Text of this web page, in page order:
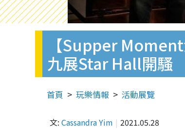
【Supper
九展Star Hall開騷
首頁 玩樂情報 活動展覽
文: Cassandra Yim 2021.05.28